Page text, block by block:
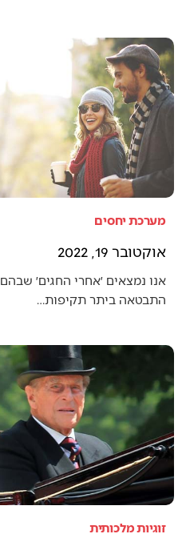
מערכת יחסים
אוקטובר 19, 2022
אנו נמצאים ׳אחרי החגים׳
התבטאה ביתר תקיפות…
זוגיות מלכותית